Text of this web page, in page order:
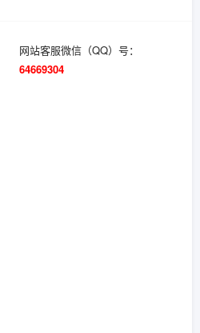
网站客服微信（QQ）号：
64669304